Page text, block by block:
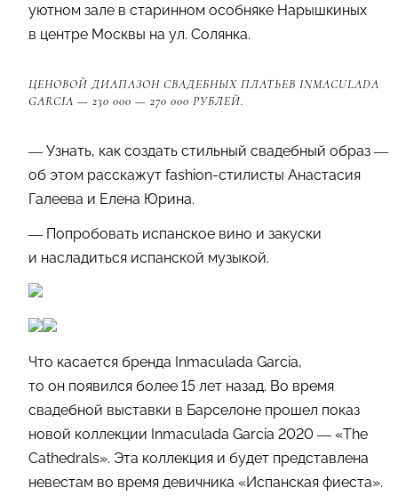
уютном зале в старинном особняке Нарышкиных
в центре Москвы на ул. Солянка.
ЦЕНОВОЙ ДИАПАЗОН СВАДЕБНЫХ ПЛАТЬЕВ INMACULADA
GARCIA — 230 000 — 270 000 РУБЛЕЙ.
— Узнать, как создать стильный свадебный образ —
об этом расскажут fashion-стилисты Анастасия
Галеева и Елена Юрина.
— Попробовать испанское вино и закуски
и насладиться испанской музыкой.
Что касается бренда Inmaculada Garcia,
то он появился более 15 лет назад. Во время
свадебной выставки в Барселоне прошел показ
новой коллекции Inmaculada Garcia 2020 — «The
Cathedrals». Эта коллекция и будет представлена
невестам во время девичника «Испанская фиеста».